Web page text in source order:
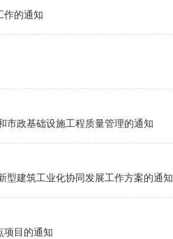
作的通知
市政基础设施工程质量管理的通知
型建筑工业化协同发展工作方案的通知
项目的通知